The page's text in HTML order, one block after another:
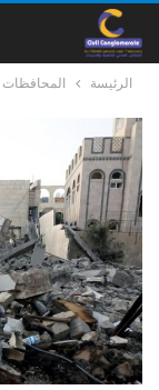
الرئيسة المحافظات